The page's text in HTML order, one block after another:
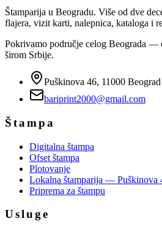
Štamparija u Beogradu. Više od dve
flajera, vizit karti, nalepnica, kataloga i
Pokrivamo područje celog Beograda —
širom Srbije.
Puškinova 46, 11000 Beograd
bariprint2000@gmail.com
Štampa
Digitalna štampa
Ofset štampa
Plotovanje
Lokalna štamparija — Puškinova
Priprema za štampu
Usluge